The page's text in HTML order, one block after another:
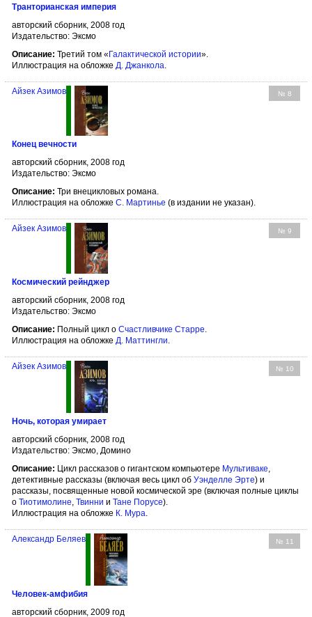
Транторианская империя
авторский сборник, 2008 год
Издательство: Эксмо
Описание: Третий том «Галактической истории».
Иллюстрация на обложке Д. Джанкола
№ 8
Айзек Азимов
Конец вечности
авторский сборник, 2008 год
Издательство: Эксмо
Описание: Три внецикловых романа.
Иллюстрация на обложке С. Мартинье (в издании не указан).
№ 9
Айзек Азимов
Космический рейнджер
авторский сборник, 2008 год
Издательство: Эксмо
Описание: Полный цикл о Счастливчике Старре.
Иллюстрация на обложке Д. Маттингли.
№ 10
Айзек Азимов
Ночь, которая умирает
авторский сборник, 2008 год
Издательство: Эксмо, Домино
Описание: Цикл рассказов о гигантском компьютере Мультиваке
детективные рассказы (включая весь цикл об Уэнделле Эрте) и
рассказы, посвященные новой космической эре (включая полные циклы
о Тиотимолине Твинни и Тане Порусе).
Иллюстрация на обложке К. Мура
№ 11
Александр Беляев
Человек-амфибия
авторский сборник, 2009 год